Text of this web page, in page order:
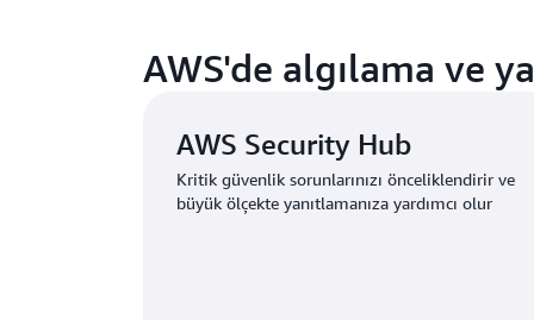
AWS'de algılama ve
AWS Security Hub
Kritik güvenlik sorunlarınızı önceliklendirir ve
büyük ölçekte yanıtlamanıza yardımcı olur